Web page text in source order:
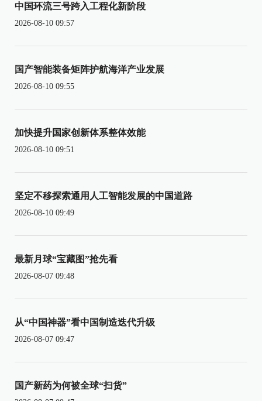
中国环流三号跨入工程化新阶段
2026-08-10 09:57
国产智能装备矩阵护航海洋产业发展
2026-08-10 09:55
加快提升国家创新体系整体效能
2026-08-10 09:51
坚定不移探索通用人工智能发展的中国道路
2026-08-10 09:49
最新月球“宝藏图”抢先看
2026-08-07 09:48
从“中国神器”看中国制造迭代升级
2026-08-07 09:47
国产新药为何被全球“扫货”